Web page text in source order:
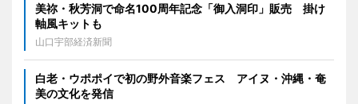
美祢・秋芳洞で命名100周年記念「御入洞印」販売 掛け
軸風キットも
山口宇部経済新聞
白老・ウポポイで初の野外音楽フェス アイヌ・沖縄・奄
美の文化を発信